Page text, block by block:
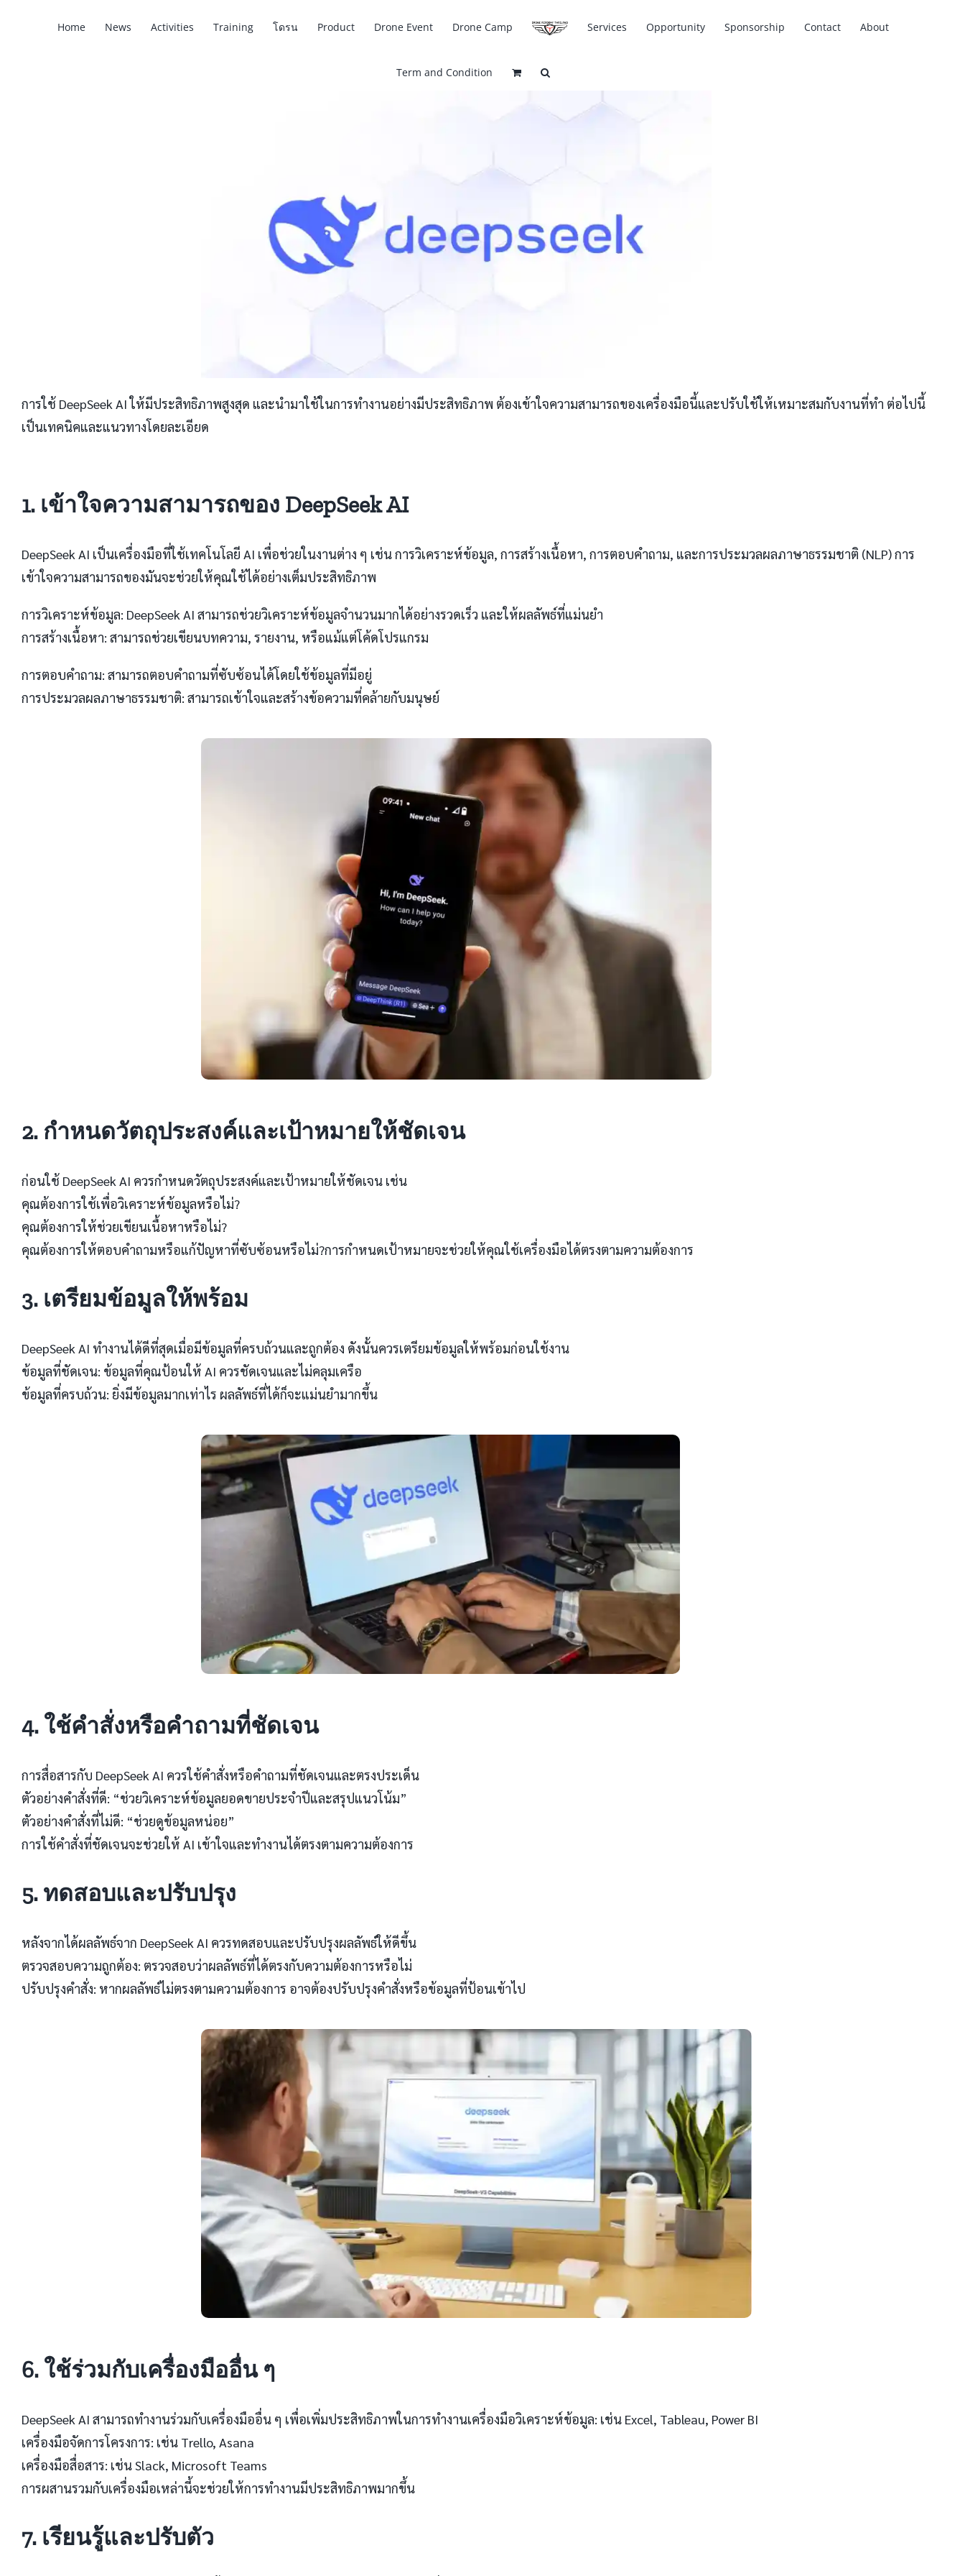
Home News Activities Training โดรน Product Drone Event Drone Camp Services Opportunity Sponsorship Contact About
Term and Condition
การใช้ DeepSeek AI ให้มีประสิทธิภาพสูงสุด และนำมาใช้ในการทำงานอย่างมีประสิทธิภาพ ต้องเข้าใจความสามารถของเครื่องมือนี้และปรับใช้ให้เหมาะสมกับงานที่ทำ ต่อไปนี้
เป็นเทคนิคและแนวทางโดยละเอียด
1. เข้าใจความสามารถของ DeepSeek AI
DeepSeek AI เป็นเครื่องมือที่ใช้เทคโนโลยี AI เพื่อช่วยในงานต่าง ๆ เช่น การวิเคราะห์ข้อมูล, การสร้างเนื้อหา, การตอบคำถาม, และการประมวลผลภาษาธรรมชาติ (NLP) การ
เข้าใจความสามารถของมันจะช่วยให้คุณใช้ได้อย่างเต็มประสิทธิภาพ
การวิเคราะห์ข้อมูล: DeepSeek AI สามารถช่วยวิเคราะห์ข้อมูลจำนวนมากได้อย่างรวดเร็ว และให้ผลลัพธ์ที่แม่นยำ
การสร้างเนื้อหา: สามารถช่วยเขียนบทความ, รายงาน, หรือแม้แต่โค้ดโปรแกรม
การตอบคำถาม: สามารถตอบคำถามที่ซับซ้อนได้โดยใช้ข้อมูลที่มีอยู่
การประมวลผลภาษาธรรมชาติ: สามารถเข้าใจและสร้างข้อความที่คล้ายกับมนุษย์
2. กำหนดวัตถุประสงค์และเป้าหมายให้ชัดเจน
ก่อนใช้ DeepSeek AI ควรกำหนดวัตถุประสงค์และเป้าหมายให้ชัดเจน เช่น
คุณต้องการใช้เพื่อวิเคราะห์ข้อมูลหรือไม่?
คุณต้องการให้ช่วยเขียนเนื้อหาหรือไม่?
คุณต้องการให้ตอบคำถามหรือแก้ปัญหาที่ซับซ้อนหรือไม่?การกำหนดเป้าหมายจะช่วยให้คุณใช้เครื่องมือได้ตรงตามความต้องการ
3. เตรียมข้อมูลให้พร้อม
DeepSeek AI ทำงานได้ดีที่สุดเมื่อมีข้อมูลที่ครบถ้วนและถูกต้อง ดังนั้นควรเตรียมข้อมูลให้พร้อมก่อนใช้งาน
ข้อมูลที่ชัดเจน: ข้อมูลที่คุณป้อนให้ AI ควรชัดเจนและไม่คลุมเครือ
ข้อมูลที่ครบถ้วน: ยิ่งมีข้อมูลมากเท่าไร ผลลัพธ์ที่ได้ก็จะแม่นยำมากขึ้น
4. ใช้คำสั่งหรือคำถามที่ชัดเจน
การสื่อสารกับ DeepSeek AI ควรใช้คำสั่งหรือคำถามที่ชัดเจนและตรงประเด็น
ตัวอย่างคำสั่งที่ดี: “ช่วยวิเคราะห์ข้อมูลยอดขายประจำปีและสรุปแนวโน้ม”
ตัวอย่างคำสั่งที่ไม่ดี: “ช่วยดูข้อมูลหน่อย”
การใช้คำสั่งที่ชัดเจนจะช่วยให้ AI เข้าใจและทำงานได้ตรงตามความต้องการ
5. ทดสอบและปรับปรุง
หลังจากได้ผลลัพธ์จาก DeepSeek AI ควรทดสอบและปรับปรุงผลลัพธ์ให้ดีขึ้น
ตรวจสอบความถูกต้อง: ตรวจสอบว่าผลลัพธ์ที่ได้ตรงกับความต้องการหรือไม่
ปรับปรุงคำสั่ง: หากผลลัพธ์ไม่ตรงตามความต้องการ อาจต้องปรับปรุงคำสั่งหรือข้อมูลที่ป้อนเข้าไป
6. ใช้ร่วมกับเครื่องมืออื่น ๆ
DeepSeek AI สามารถทำงานร่วมกับเครื่องมืออื่น ๆ เพื่อเพิ่มประสิทธิภาพในการทำงานเครื่องมือวิเคราะห์ข้อมูล: เช่น Excel, Tableau, Power BI
เครื่องมือจัดการโครงการ: เช่น Trello, Asana
เครื่องมือสื่อสาร: เช่น Slack, Microsoft Teams
การผสานรวมกับเครื่องมือเหล่านี้จะช่วยให้การทำงานมีประสิทธิภาพมากขึ้น
7. เรียนรู้และปรับตัว